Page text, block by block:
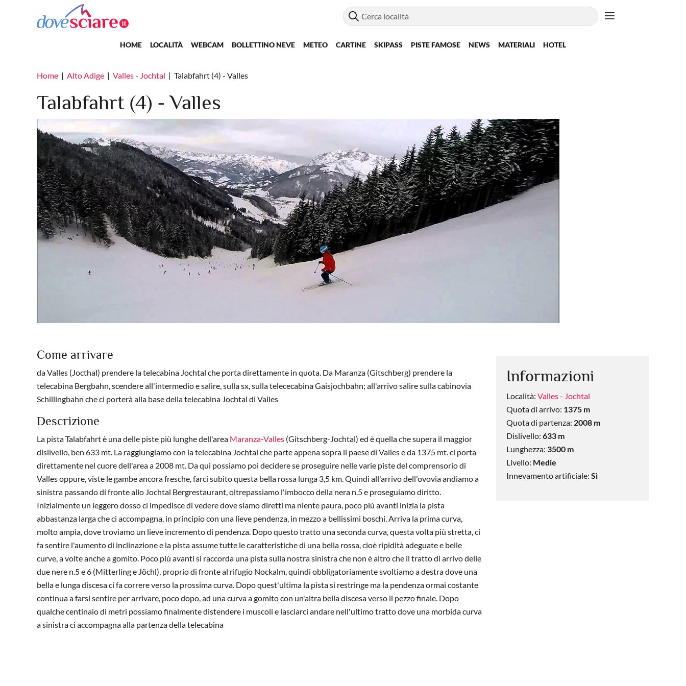
Salta al contenuto principale
Main navigation
HOME LOCALITÀ WEBCAM BOLLETTINO NEVE METEO CARTINE SKIPASS PISTE FAMOSE NEWS MATERIALI HOTEL
Home Alto Adige Valles - Jochtal Talabfahrt (4) - Valles
Talabfahrt (4) - Valles
Come arrivare
da Valles (Jocthal) prendere la telecabina Jochtal che porta direttamente in quota. Da Maranza (Gitschberg) prendere la
telecabina Bergbahn, scendere all'intermedio e salire, sulla sx, sulla telececabina Gaisjochbahn; all'arrivo salire sulla cabinovia
Schillingbahn che ci porterà alla base della telecabina Jochtal di Valles
Descrizione
La pista Talabfahrt è una delle piste più lunghe dell'area Maranza-Valles (Gitschberg-Jochtal) ed è quella che supera il maggior
dislivello, ben 633 mt. La raggiungiamo con la telecabina Jochtal che parte appena sopra il paese di Valles e da 1375 mt. ci porta
direttamente nel cuore dell'area a 2008 mt. Da qui possiamo poi decidere se proseguire nelle varie piste del comprensorio di
Valles oppure, viste le gambe ancora fresche, farci subito questa bella rossa lunga 3,5 km. Quindi all'arrivo dell'ovovia andiamo a
sinistra passando di fronte allo Jochtal Bergrestaurant, oltrepassiamo l'imbocco della nera n.5 e proseguiamo diritto.
Inizialmente un leggero dosso ci impedisce di vedere dove siamo diretti ma niente paura, poco più avanti inizia la pista
abbastanza larga che ci accompagna, in principio con una lieve pendenza, in mezzo a bellissimi boschi. Arriva la prima curva,
molto ampia, dove troviamo un lieve incremento di pendenza. Dopo questo tratto una seconda curva, questa volta più stretta, ci
fa sentire l'aumento di inclinazione e la pista assume tutte le caratteristiche di una bella rossa, cioè ripidità adeguate e belle
curve, a volte anche a gomito. Poco più avanti si raccorda una pista sulla nostra sinistra che non è altro che il tratto di arrivo delle
due nere n.5 e 6 (Mitterling e Jöchl), proprio di fronte al rifugio Nockalm, quindi obbligatoriamente svoltiamo a destra dove una
bella e lunga discesa ci fa correre verso la prossima curva. Dopo quest'ultima la pista si restringe ma la pendenza ormai costante
continua a farsi sentire per arrivare, poco dopo, ad una curva a gomito con un'altra bella discesa verso il pezzo finale. Dopo
qualche centinaio di metri possiamo finalmente distendere i muscoli e lasciarci andare nell'ultimo tratto dove una morbida curva
a sinistra ci accompagna alla partenza della telecabina
Informazioni
Località: Valles - Jochtal
Quota di arrivo: 1375 m
Quota di partenza: 2008 m
Dislivello: 633 m
Lunghezza: 3500 m
Livello: Medie
Innevamento artificiale: Sì